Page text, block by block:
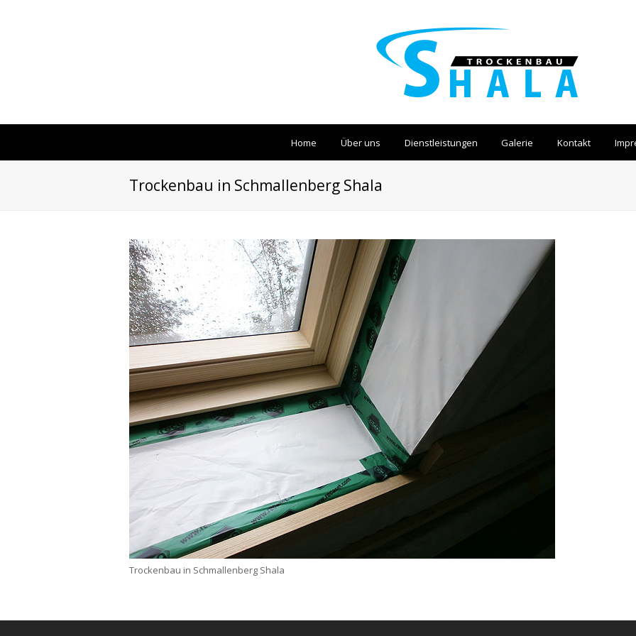
Home Über uns Dienstleistungen Galerie Kontakt
Trockenbau in Schmallenberg Shala
Trockenbau in Schmallenberg Shala